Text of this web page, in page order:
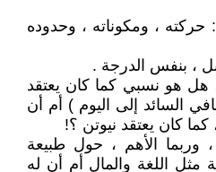
، ومكوناته ، وحدوده
، بنفس الدرجة .
هل هو نسبي كما كان يعتقد
السائد إلى اليوم ) أم أن
كان يعتقد نيوتن ؟!
وربما الأهم ، حول طبيعة
مثل اللغة والمال أم أن له